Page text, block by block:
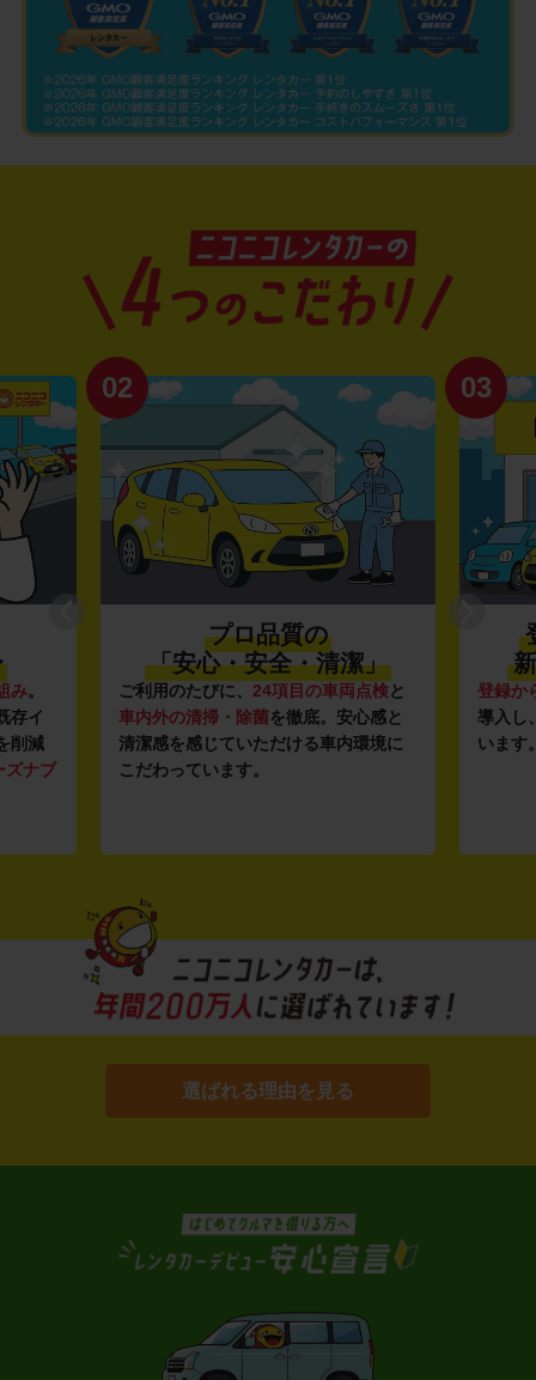
み。
存イ
削減
ズナブ
02
プロ品質の
「安心・安全・清潔」
ご利用のたびに、 24項目の車両点検と
車内外の清掃・除菌を徹底。安心感と
清潔感を感じていただける車内環境に
こだわっています。
03
登録か
導入し
います
選ばれる理由を見る